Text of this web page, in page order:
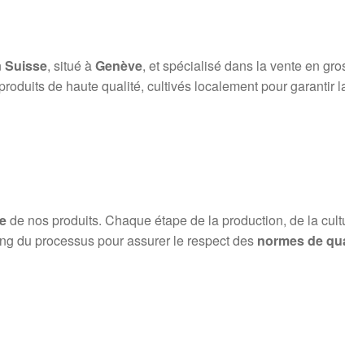
Suisse, situé àGenève, et spécialisé dans la vente en
de haute qualité, cultivés localement pour garantir
de nos produits. Chaque étape de la production, de la
du processus pour assurer le respect des normes de